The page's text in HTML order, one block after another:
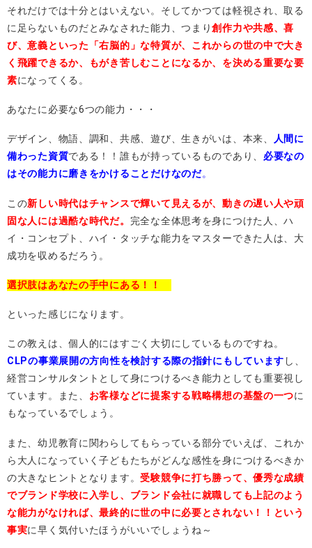
それだけでは十分とはいえない。そしてかつては軽視され、取る
に足らないものだとみなされた能力、つまり創作力や共感、喜
び、意義といった「右脳的」な特質が、これからの世の中で大き
く飛躍できるか、もがき苦しむことになるか、を決める重要な要
素になってくる。
あなたに必要な6つの能力・・・
デザイン、物語、調和、共感、遊び、生きがいは、本来、 人間に
備わった資質である！！誰もが持っているものであり、 必要なの
はその能力に磨きをかけることだけなのだ。
この新しい時代はチャンスで輝いて見えるが、動きの遅い人や頑
固な人には過酷な時代だ。 完全な全体思考を身につけた人、ハ
イ・コンセプト、ハイ・タッチな能力をマスターできた人は、大
成功を収めるだろう。
選択肢はあなたの手中にある！！
といった感じになります。
この教えは、個人的にはすごく大切にしているものですね。
CLPの事業展開の方向性を検討する際の指針にもしています し、
経営コンサルタントとして身につけるべき能力としても重要視し
ています。また、 お客様などに提案する戦略構想の基盤の一つに
もなっているでしょう。
また、幼児教育に関わらしてもらっている部分でいえば、これか
ら大人になっていく子どもたちがどんな感性を身につけるべきか
の大きなヒントとなります。受験競争に打ち勝って、優秀な成績
でブランド学校に入学し、ブランド会社に就職しても上記のよう
な能力がなければ、最終的に世の中に必要とされない！！という
事実に早く気付いたほうがいいでしょうね～